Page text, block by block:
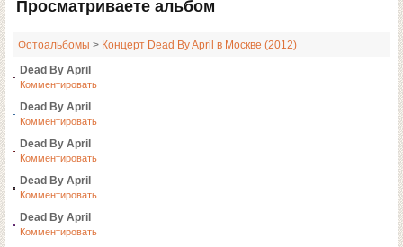
Просматриваете альбом
Фотоальбомы > Концерт Dead By April в Москве (2012)
Dead By April
Комментировать
Dead By April
Комментировать
Dead By April
Комментировать
Dead By April
Комментировать
Dead By April
Комментировать